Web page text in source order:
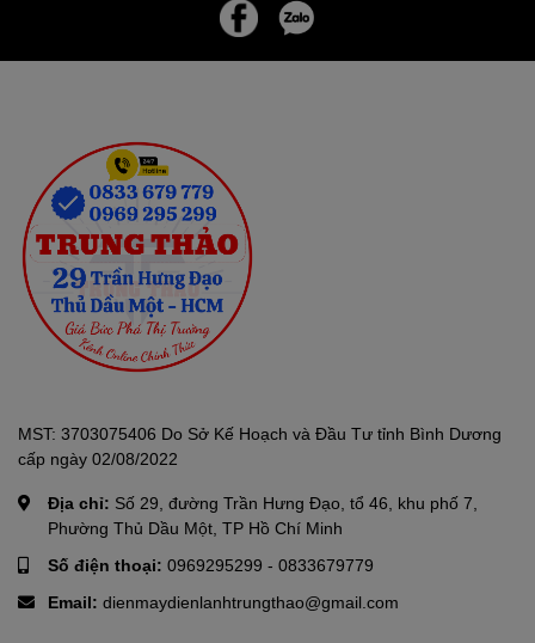
MST: 3703075406 Do Sở Kế Hoạch và Đầu Tư tỉnh Bình Dương
cấp ngày 02/08/2022
Địa chỉ: Số 29, đường Trần Hưng Đạo, tổ 46, khu phố 7,
Phường Thủ Dầu Một, TP Hồ Chí Minh
Số điện thoại: 0969295299 - 0833679779
Email: dienmaydienlanhtrungthao@gmail.com